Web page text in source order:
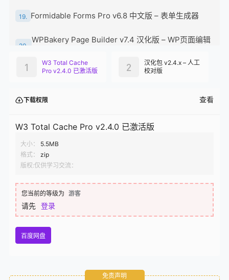
19. Formidable Forms Pro v6.8 中文版 – 表单生成器
20.
WPBakery Page Builder v7.4 汉化版 – WP页面编辑
Spectra Pro v1.1.6 – 快速且高级的编辑器
22.
Astra Premium Starter Templates v4.0.1 专业模板
[更新]The7 v12.5.3 汉化版 – WordPress 多功能主题
（包含汉化包v12.5x）
24. Dynamic Content for Elementor v2.13.11 汉化版
25.
The Plus Addons for Elementor – Pro v5.5.4 汉化
版
Unlimited Elements for Elementor Premium
W3 Total Cache
Pro v2.4.0 已激活版
1
汉化包 v2.4.x – 人工
校对版
2
下载权限 查看
W3 Total Cache Pro v2.4.0 已激活版
大小：
5.5MB
格式：
zip
版权:仅供学习交流：
您当前的等级为 游客
请先 登录
百度网盘
免责声明